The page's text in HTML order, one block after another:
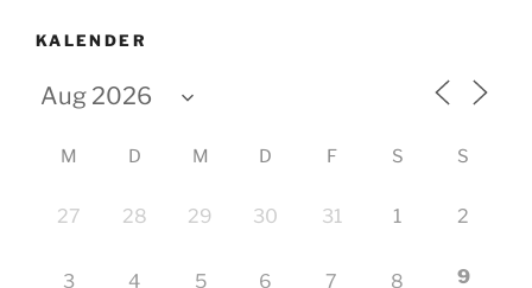
KALENDER
M D M D F S S
27 28 29 30 31 1 2
3 4 5 6 7 8 9